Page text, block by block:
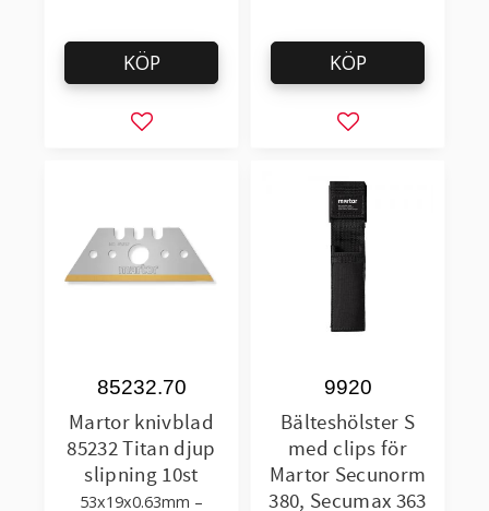
Lägg till i favoriter
KÖP
Lägg till i
KÖP
Martor knivblad
85232 Titan djup
slipning 10st
53x19x0.63mm –
85232.70
Bälteshölster S
med clips för
Martor Secunorm
380, Secumax 363
9920